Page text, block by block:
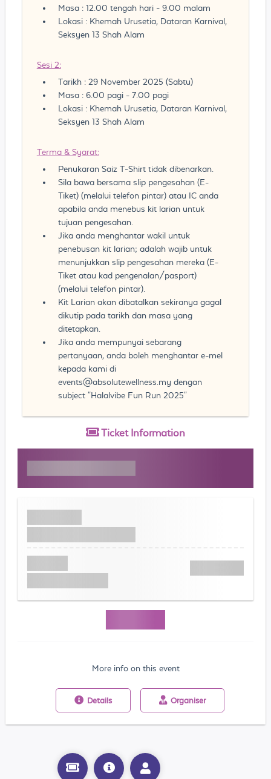
Masa : 12.00 tengah hari - 9.00 malam
Lokasi : Khemah Urusetia, Dataran Karnival,
Seksyen 13 Shah Alam
Sesi 2:
Tarikh : 29 November 2025 (Sabtu)
Masa : 6.00 pagi - 7.00 pagi
Lokasi : Khemah Urusetia, Dataran Karnival,
Seksyen 13 Shah Alam
Terma & Syarat:
Penukaran Saiz T-Shirt tidak dibenarkan.
Sila bawa bersama slip pengesahan (E-
Tiket) (melalui telefon pintar) atau IC anda
apabila anda menebus kit larian untuk
tujuan pengesahan.
Jika anda menghantar wakil untuk
penebusan kit larian; adalah wajib untuk
menunjukkan slip pengesahan mereka (E-
Tiket atau kad pengenalan/pasport)
(melalui telefon pintar).
Kit Larian akan dibatalkan sekiranya gagal
dikutip pada tarikh dan masa yang
ditetapkan.
Jika anda mempunyai sebarang
pertanyaan, anda boleh menghantar e-mel
kepada kami di
events@absolutewellness.my dengan
subject "Halalvibe Fun Run 2025"
Ticket Information
More info on this event
Details Organiser